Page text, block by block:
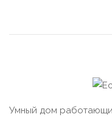
Умный дом